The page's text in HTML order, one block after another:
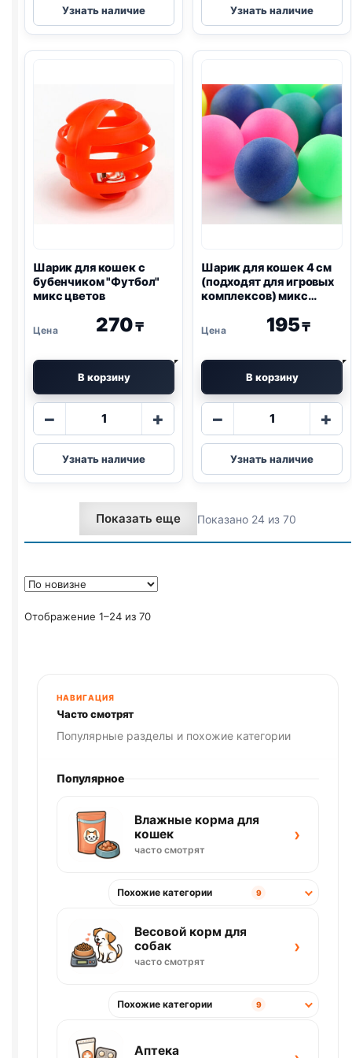
удочка
верные
друзья
три
меховых
пушка
Узнать наличие
для
кошек
«Джутовый
Узнать наличие
Шарик для кошек с
бубенчиком "Футбол"
микс цветов
270₸
В корзину
−
Количество
Шарик
для
кошек
с
бубенчиком
"Футбол"
цветов
+
Узнать наличие
Шарик для кошек 4 см
(подходят для игровых
комплексов) микс
195₸
В корзину
−
Количество
Шарик
для
кошек
см
(подходят
+
Узнать наличие
Показать еще Показано 24 из 70
Отображение 1–24 из 70
НАВИГАЦИЯ
Часто смотрят
Популярные разделы и похожие категории
Популярное
Влажные корма для
кошек
часто смотрят
›
Похожие категории 9
Весовой корм для
собак
часто смотрят
›
Похожие категории 9
Аптека